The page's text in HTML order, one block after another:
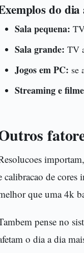
do dia
Sala pequena:
Sala grande: TV
Jogos em PC: se
Streaming e
calibracao de
que uma 4k
pense no
o dia a dia